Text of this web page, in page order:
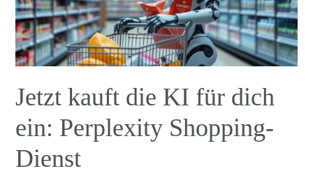
wirklich
antreibt
Jetzt kauft die KI für dich
ein: Perplexity Shopping-
Dienst